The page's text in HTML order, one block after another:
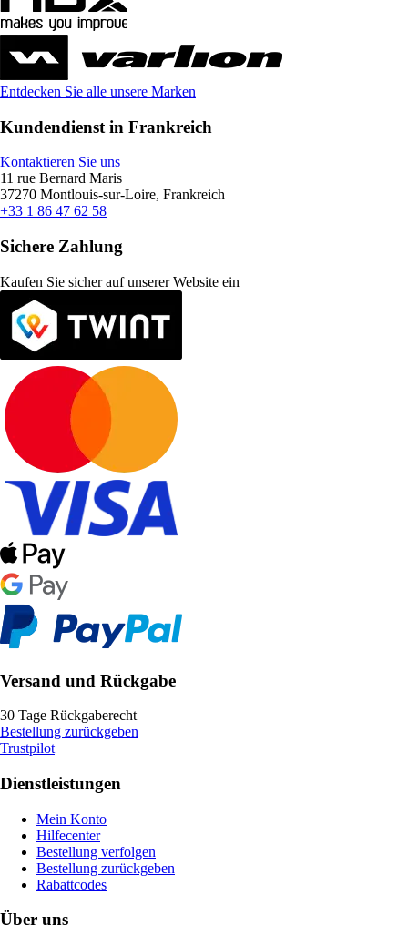
Entdecken Sie alle unsere Marken
Kundendienst in Frankreich
Kontaktieren Sie uns
11 rue Bernard Maris
37270 Montlouis-sur-Loire, Frankreich
+33 1 86 47 62 58
Sichere Zahlung
Kaufen Sie sicher auf unserer Website ein
Versand und Rückgabe
30 Tage Rückgaberecht
Bestellung zurückgeben
Trustpilot
Dienstleistungen
Mein Konto
Hilfecenter
Bestellung verfolgen
Bestellung zurückgeben
Rabattcodes
Über uns